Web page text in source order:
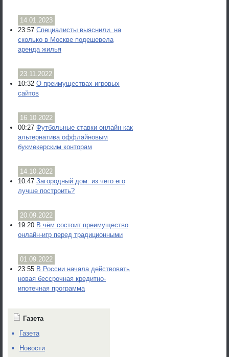
14.01.2023
23:57 Специалисты выяснили, на
сколько в Москве подешевела
аренда жилья
23.11.2022
10:32 О преимуществах игровых
сайтов
16.10.2022
00:27 Футбольные ставки онлайн как
альтернатива оффлайновым
букмекерским конторам
14.10.2022
10:47 Загородный дом: из чего его
лучше построить?
20.09.2022
19:20 В чём состоит преимущество
онлайн-игр перед традиционными
01.09.2022
23:55 В России начала действовать
новая бессрочная кредитно-
ипотечная программа
Газета
Газета
Новости